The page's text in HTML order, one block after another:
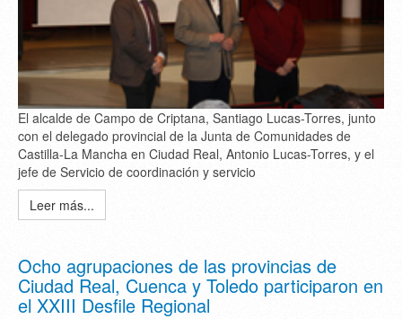
El alcalde de Campo de Criptana, Santiago Lucas-Torres, junto
con el delegado provincial de la Junta de Comunidades de
Castilla-La Mancha en Ciudad Real, Antonio Lucas-Torres, y el
jefe de Servicio de coordinación y servicio
Leer más...
Ocho agrupaciones de las provincias de
Ciudad Real, Cuenca y Toledo participaron en
el XXIII Desfile Regional